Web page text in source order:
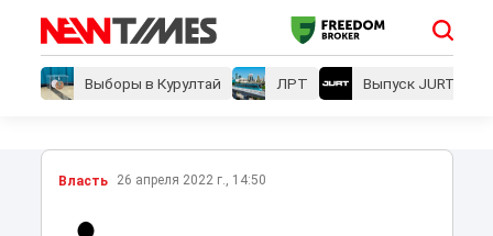
Выборы в Курултай ЛРТ Выпуск JURT
Власть 26 апреля 2022 г., 14:50